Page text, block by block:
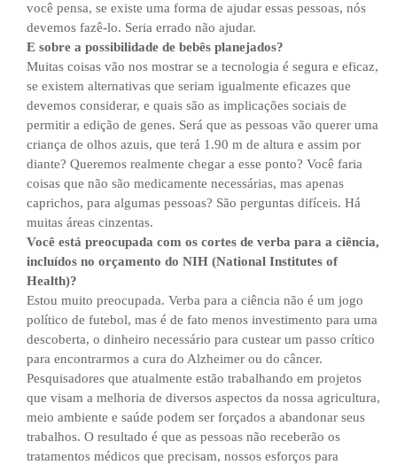
você pensa, se existe uma forma de ajudar essas pessoas, nós
devemos fazê-lo. Seria errado não ajudar.
E sobre a possibilidade de bebês planejados?
Muitas coisas vão nos mostrar se a tecnologia é segura e eficaz,
se existem alternativas que seriam igualmente eficazes que
devemos considerar, e quais são as implicações sociais de
permitir a edição de genes. Será que as pessoas vão querer uma
criança de olhos azuis, que terá 1.90 m de altura e assim por
diante? Queremos realmente chegar a esse ponto? Você faria
coisas que não são medicamente necessárias, mas apenas
caprichos, para algumas pessoas? São perguntas difíceis. Há
muitas áreas cinzentas.
Você está preocupada com os cortes de verba para a ciência,
incluídos no orçamento do NIH (National Institutes of
Health)?
Estou muito preocupada. Verba para a ciência não é um jogo
político de futebol, mas é de fato menos investimento para uma
descoberta, o dinheiro necessário para custear um passo crítico
para encontrarmos a cura do Alzheimer ou do câncer.
Pesquisadores que atualmente estão trabalhando em projetos
que visam a melhoria de diversos aspectos da nossa agricultura,
meio ambiente e saúde podem ser forçados a abandonar seus
trabalhos. O resultado é que as pessoas não receberão os
tratamentos médicos que precisam, nossos esforços para